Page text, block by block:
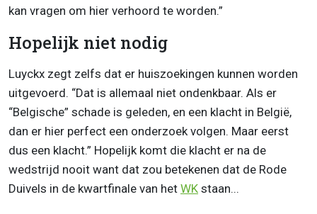
kan vragen om hier verhoord te worden.”
Hopelijk niet nodig
Luyckx zegt zelfs dat er huiszoekingen kunnen worden
uitgevoerd. “Dat is allemaal niet ondenkbaar. Als er
“Belgische” schade is geleden, en een klacht in België,
dan er hier perfect een onderzoek volgen. Maar eerst
dus een klacht.” Hopelijk komt die klacht er na de
wedstrijd nooit want dat zou betekenen dat de Rode
Duivels in de kwartfinale van het WK staan...